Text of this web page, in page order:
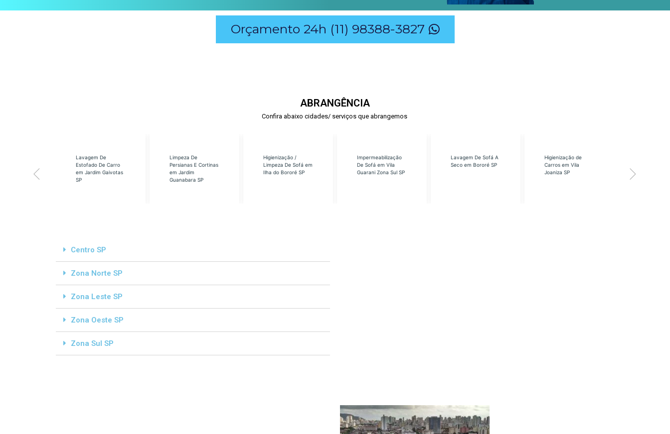
Orçamento 24h (11) 98388-3827
ABRANGÊNCIA
Confira abaixo cidades/ serviços que abrangemos
Lavagem De
Estofado De Carro
em Jardim Gaivotas
SP
Limpeza De
Persianas E Cortinas
em Jardim
Guanabara SP
Higienização /
Limpeza De Sofá em
Ilha do Bororé SP
Impermeabilização
De Sofá em Vila
Guarani Zona Sul SP
Lavagem De Sofá A
Seco em Bororé SP
Higienização de
Carros em Vila
Joaniza SP
Centro SP
Zona Norte SP
Zona Leste SP
Zona Oeste SP
Zona Sul SP